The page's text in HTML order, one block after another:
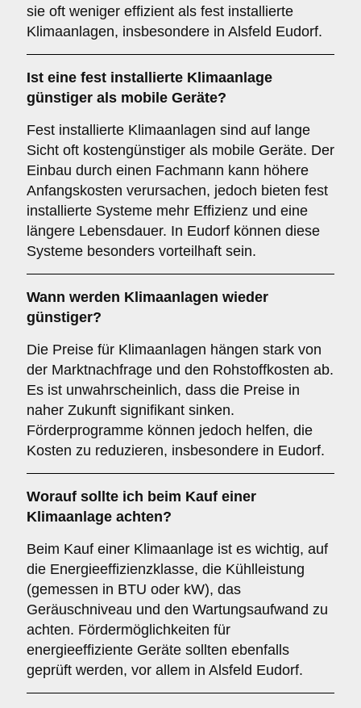
sie oft weniger effizient als fest installierte
Klimaanlagen, insbesondere in Alsfeld Eudorf.
Ist eine fest installierte Klimaanlage
günstiger als mobile Geräte?
Fest installierte Klimaanlagen sind auf lange
Sicht oft kostengünstiger als mobile Geräte. Der
Einbau durch einen Fachmann kann höhere
Anfangskosten verursachen, jedoch bieten fest
installierte Systeme mehr Effizienz und eine
längere Lebensdauer. In Eudorf können diese
Systeme besonders vorteilhaft sein.
Wann werden Klimaanlagen wieder
günstiger?
Die Preise für Klimaanlagen hängen stark von
der Marktnachfrage und den Rohstoffkosten ab.
Es ist unwahrscheinlich, dass die Preise in
naher Zukunft signifikant sinken.
Förderprogramme können jedoch helfen, die
Kosten zu reduzieren, insbesondere in Eudorf.
Worauf sollte ich beim Kauf einer
Klimaanlage achten?
Beim Kauf einer Klimaanlage ist es wichtig, auf
die Energieeffizienzklasse, die Kühlleistung
(gemessen in BTU oder kW), das
Geräuschniveau und den Wartungsaufwand zu
achten. Fördermöglichkeiten für
energieeffiziente Geräte sollten ebenfalls
geprüft werden, vor allem in Alsfeld Eudorf.